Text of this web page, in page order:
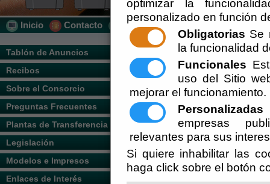
optimizar la
personalizado en función
Obligatorias Se
la funcionalidad
Funcionales
uso del Sitio
mejorar el funcionamiento.
Personalizadas
empresas
relevantes para sus
Si quiere inhabilitar las
haga click sobre el botón
Inicio Contacto Localización
Tablón de Anuncios
Recibos
Sobre el Consorcio
Preguntas Frecuentes
Plantas de Transferencia
Legislación
Modelos e Impresos
Enlaces de Interés
Usted se encuentra aquí:Inicio //
Escuchar